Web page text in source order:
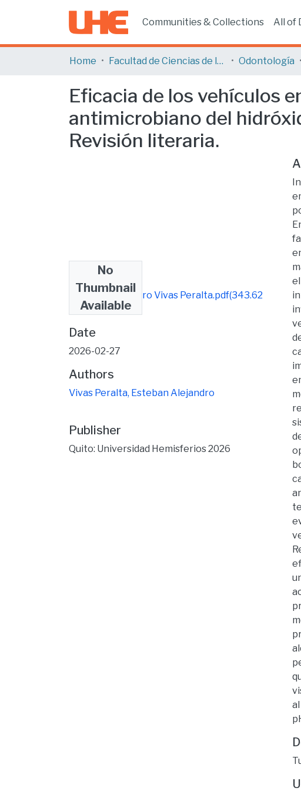
Communities & Collections All of
Home Facultad de Ciencias de la Salud Odontología
Eficacia de los vehículos
antimicrobiano del
Revisión literaria.
No
Thumbnail
Available
Esteban Alejandro Vivas Peralta.pdf(343.62
KB)
Date
2026-02-27
Authors
Vivas Peralta, Esteban Alejandro
Publisher
Quito: Universidad Hemisferios 2026